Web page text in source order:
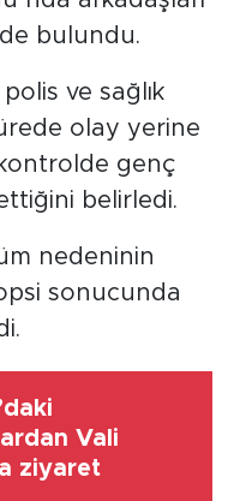
bulundu.
ve sağlık
olay yerine
genç
belirledi.
nedeninin
sonucunda
Vali
ziyaret